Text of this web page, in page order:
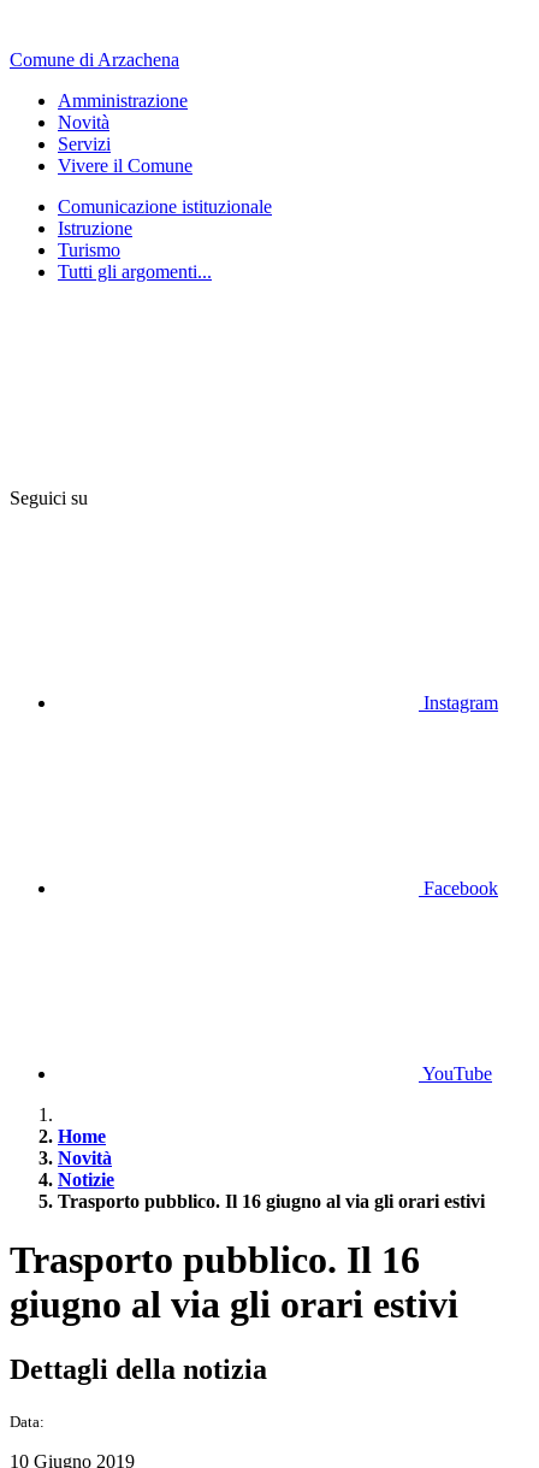
Comune di Arzachena
Amministrazione
Novità
Servizi
Vivere il Comune
Comunicazione istituzionale
Istruzione
Turismo
Tutti gli argomenti...
Seguici su
Instagram
Facebook
YouTube
Home
Novità
Notizie
Trasporto pubblico. Il 16 giugno al via gli orari estivi
Trasporto pubblico. Il 16
giugno al via gli orari estivi
Dettagli della notizia
Data:
10 Giugno 2019